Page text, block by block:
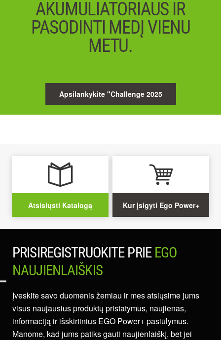
AKUMULIATORIAUS IR
PASODINTI MEDĮ VIENU
METU.
Apsilankykite "Challenge 2025
Atsisiųsti Katalogą Kur įsigyti Ego Power+
PRISIREGISTRUOKITE PRIE EGO
NAUJIENLAIŠKIS
Įveskite savo duomenis žemiau ir mes atsiųsime jums
visus naujausius produktų pristatymus, naujienas,
informaciją ir išskirtinius EGO Power+ pasiūlymus.
Manome, kad jums patiks gauti naujienlaiškį, bet jei